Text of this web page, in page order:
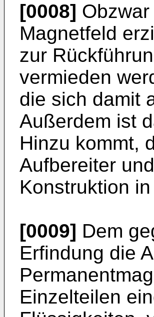
[0008]
Magnetfeld
zur
vermieden
die sich damit
Außerdem ist
Hinzu kommt,
Aufbereiter
Konstruktion
[0009] Dem
Erfindung die
Einzelteilen